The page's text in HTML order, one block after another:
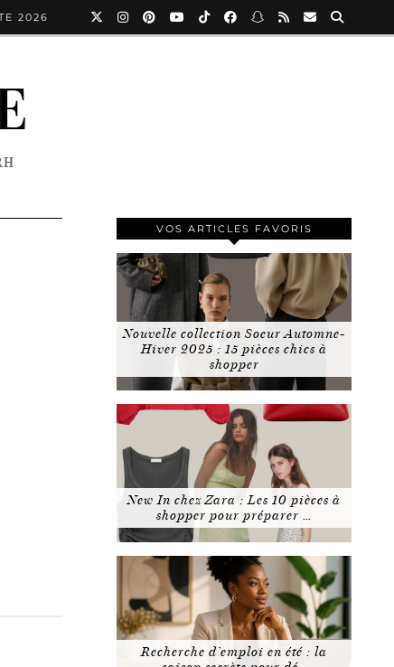
2026
VOS ARTICLES FAVORIS
Nouvelle collection Soeur Automne-
Hiver 2025 : 15 pièces chics à
shopper
New In chez Zara : Les 10 pièces à
shopper pour préparer …
Recherche d’emploi en été : la